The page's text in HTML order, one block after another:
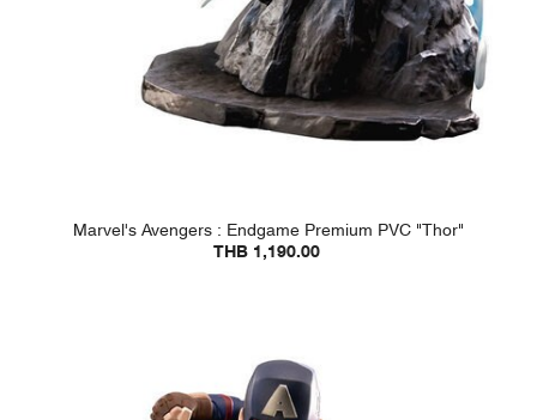
Marvel's Avengers : Endgame Premium PVC "Thor"
THB 1,190.00